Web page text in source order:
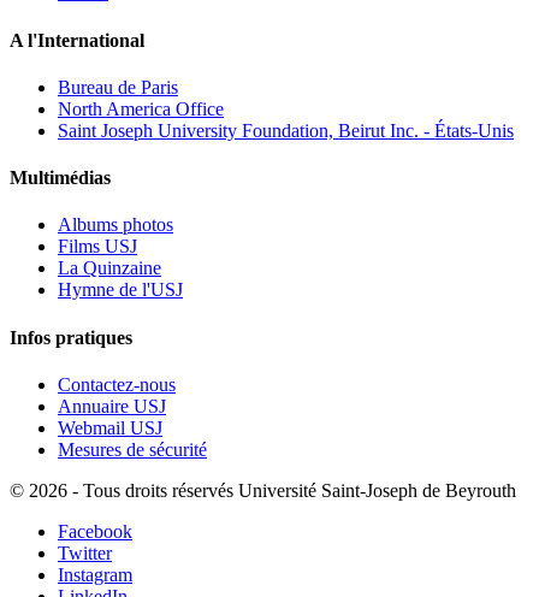
A l'International
Bureau de Paris
North America Office
Saint Joseph University Foundation, Beirut Inc. - États-Unis
Multimédias
Albums photos
Films USJ
La Quinzaine
Hymne de l'USJ
Infos pratiques
Contactez-nous
Annuaire USJ
Webmail USJ
Mesures de sécurité
© 2026 - Tous droits réservés Université Saint-Joseph de Beyrouth
Facebook
Twitter
Instagram